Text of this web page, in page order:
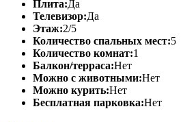
Плита:Да
Телевизор:Да
Этаж:2/5
Количество спальных мест:5
Количество комнат:1
Балкон/терраса:Нет
Можно с животными:Нет
Можно курить:Нет
Бесплатная парковка:Нет